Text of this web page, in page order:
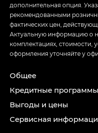
дополнительная опция.
рекомендованными
фактических цен,
Актуальную информацию о
комплектациях, стоимости,
оформления уточняйте у
Общее
Кредитные программы
Выгоды и цены
Сервисная